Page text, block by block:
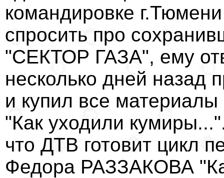
командировке
спросить про
"СЕКТОР ГАЗА", ему
несколько дней назад
и купил все
"Как уходили
что ДТВ готовит цикл
Федора РАЗЗАКОВА